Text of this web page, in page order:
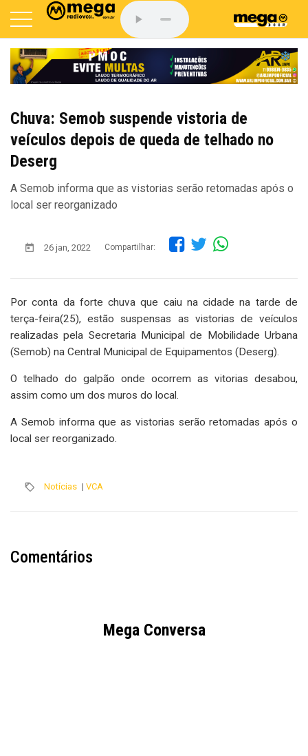
Chuva: Semob suspende vistoria de
veículos depois de queda de telhado no
Deserg
A Semob informa que as vistorias serão retomadas após o
local ser reorganizado
26 jan, 2022 Compartilhar:
Por conta da forte chuva que caiu na cidade na tarde de
terça-feira(25), estão suspensas as vistorias de veículos
realizadas pela Secretaria Municipal de Mobilidade Urbana
(Semob) na Central Municipal de Equipamentos (Deserg).
O telhado do galpão onde ocorrem as vitorias desabou,
assim como um dos muros do local.
A Semob informa que as vistorias serão retomadas após o
local ser reorganizado.
Notícias | VCA
Comentários
Mega Conversa